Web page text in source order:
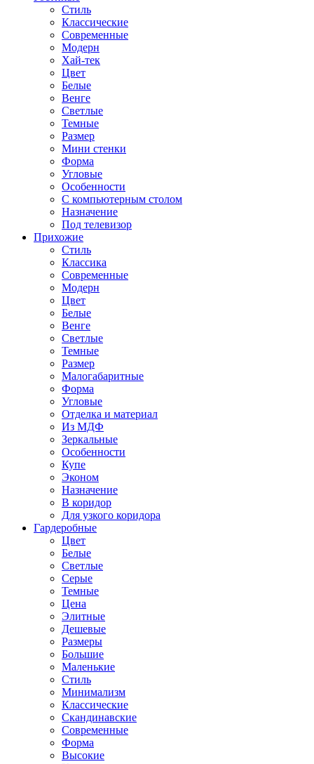
Стиль
Классические
Современные
Модерн
Хай-тек
Цвет
Белые
Венге
Светлые
Темные
Размер
Мини стенки
Форма
Угловые
Особенности
С компьютерным столом
Назначение
Под телевизор
Прихожие
Стиль
Классика
Современные
Модерн
Цвет
Белые
Венге
Светлые
Темные
Размер
Малогабаритные
Форма
Угловые
Отделка и материал
Из МДФ
Зеркальные
Особенности
Купе
Эконом
Назначение
В коридор
Для узкого коридора
Гардеробные
Цвет
Белые
Светлые
Серые
Темные
Цена
Элитные
Дешевые
Размеры
Большие
Маленькие
Стиль
Минимализм
Классические
Скандинавские
Современные
Форма
Высокие